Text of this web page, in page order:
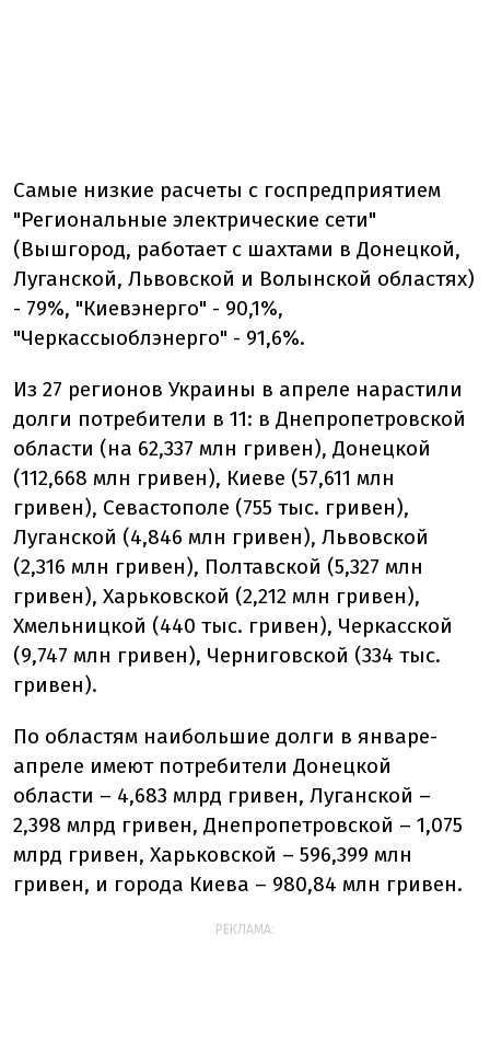
Самые низкие расчеты с госпредприятием
"Региональные электрические сети"
(Вышгород, работает с шахтами в Донецкой,
Луганской, Львовской и Волынской областях)
- 79%, "Киевэнерго" - 90,1%,
"Черкассыоблэнерго" - 91,6%.
Из 27 регионов Украины в апреле нарастили
долги потребители в 11: в Днепропетровской
области (на 62,337 млн гривен), Донецкой
(112,668 млн гривен), Киеве (57,611 млн
гривен), Севастополе (755 тыс. гривен),
Луганской (4,846 млн гривен), Львовской
(2,316 млн гривен), Полтавской (5,327 млн
гривен), Харьковской (2,212 млн гривен),
Хмельницкой (440 тыс. гривен), Черкасской
(9,747 млн гривен), Черниговской (334 тыс.
гривен).
По областям наибольшие долги в январе-
апреле имеют потребители Донецкой
области – 4,683 млрд гривен, Луганской –
2,398 млрд гривен, Днепропетровской – 1,075
млрд гривен, Харьковской – 596,399 млн
гривен, и города Киева – 980,84 млн гривен.
РЕКЛАМА: